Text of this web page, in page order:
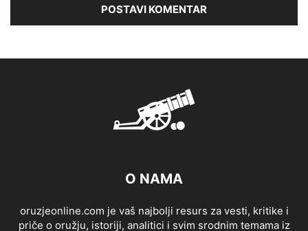
O NAMA
oruzjeonline.com je vaš najbolji resurs za vesti, kritike i
priče o oružju, istoriji, analitici i svim srodnim temama iz